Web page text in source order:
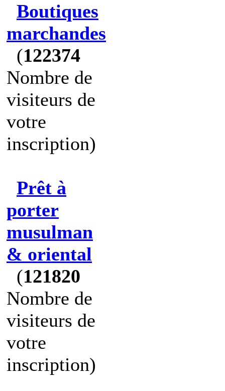
Boutiques
marchandes
(122374
Nombre de
visiteurs de
votre
inscription)
Prêt à
porter
musulman
& oriental
(121820
Nombre de
visiteurs de
votre
inscription)